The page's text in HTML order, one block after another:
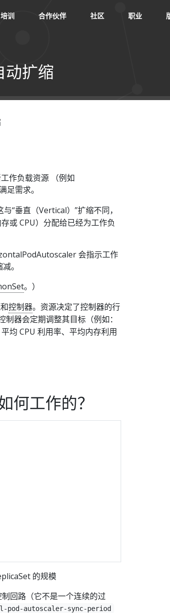
培训 合作伙伴 社区 职业
动扩缩
作负载资源 （例如
足需求。
与“垂直（Vertical）”扩缩不同，
或 CPU）分配给已经为工作负
会指示工作
。
。）
控制器。资源决定了控制器的行
器会定期调整其目标（例如：
均 CPU 利用率、平均内存利用
工作的？
的规模
回路（它不是一个连续的过
pod-autoscaler-sync-period